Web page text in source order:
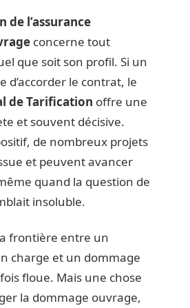
de l’assurance
concerne tout
que soit son profil. Si un
d’accorder le contrat, le
de Tarification offre une
et souvent décisive.
de nombreux projets
et peuvent avancer
quand la question de
insoluble.
frontière entre un
charge et un dommage
floue. Mais une chose
la dommage ouvrage,